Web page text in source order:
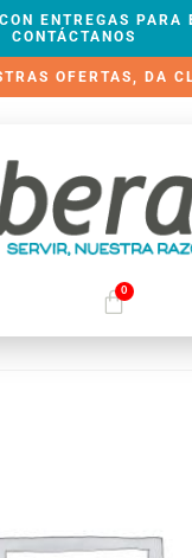
ENTREGAS
CONTÁCTANOS
OFERTAS, DA
0